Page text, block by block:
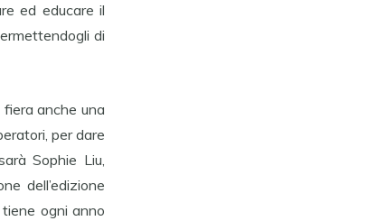
ed educare il
di
anche una
per dare
Sophie Liu,
dell’edizione
ogni anno